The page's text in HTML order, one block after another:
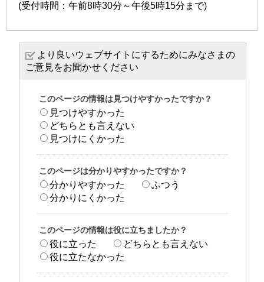
(受付時間：午前8時30分～午後5時15分まで)
より良いウェブサイトにするためにみなさまの
ご意見をお聞かせください
このページの情報は見つけやすかったですか？
見つけやすかった
どちらとも言えない
見つけにくかった
このページは分かりやすかったですか？
分かりやすかった
ふつう
分かりにくかった
このページの情報は役に立ちましたか？
役に立った
どちらとも言えない
役に立たなかった